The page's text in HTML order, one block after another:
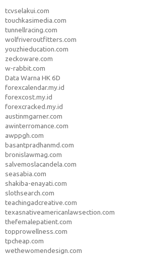
tcvselakui.com
touchkasimedia.com
tunnellracing.com
wolfriveroutfitters.com
youzhieducation.com
zeckoware.com
w-rabbit.com
Data Warna HK 6D
forexcalendar.my.id
forexcost.my.id
forexcracked.my.id
austinmgarner.com
awinterromance.com
awppgh.com
basantpradhanmd.com
bronislawmag.com
salvemoslacandela.com
seasabia.com
shakiba-enayati.com
slothsearch.com
teachingadcreative.com
texasnativeamericanlawsection.com
thefemalepatient.com
topprowellness.com
tpcheap.com
wethewomendesign.com